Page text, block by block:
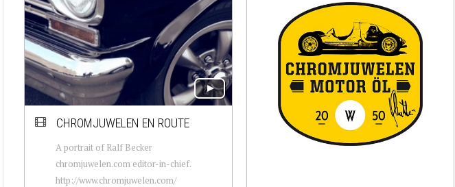
CHROMJUWELEN EN ROUTE
A portrait of Ralf Becker
chromjuwelen.com editor-in-chief.
http://www.chromjuwelen.com/